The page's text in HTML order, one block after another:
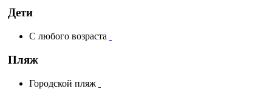
Дети
С любого возраста
Пляж
Городской пляж